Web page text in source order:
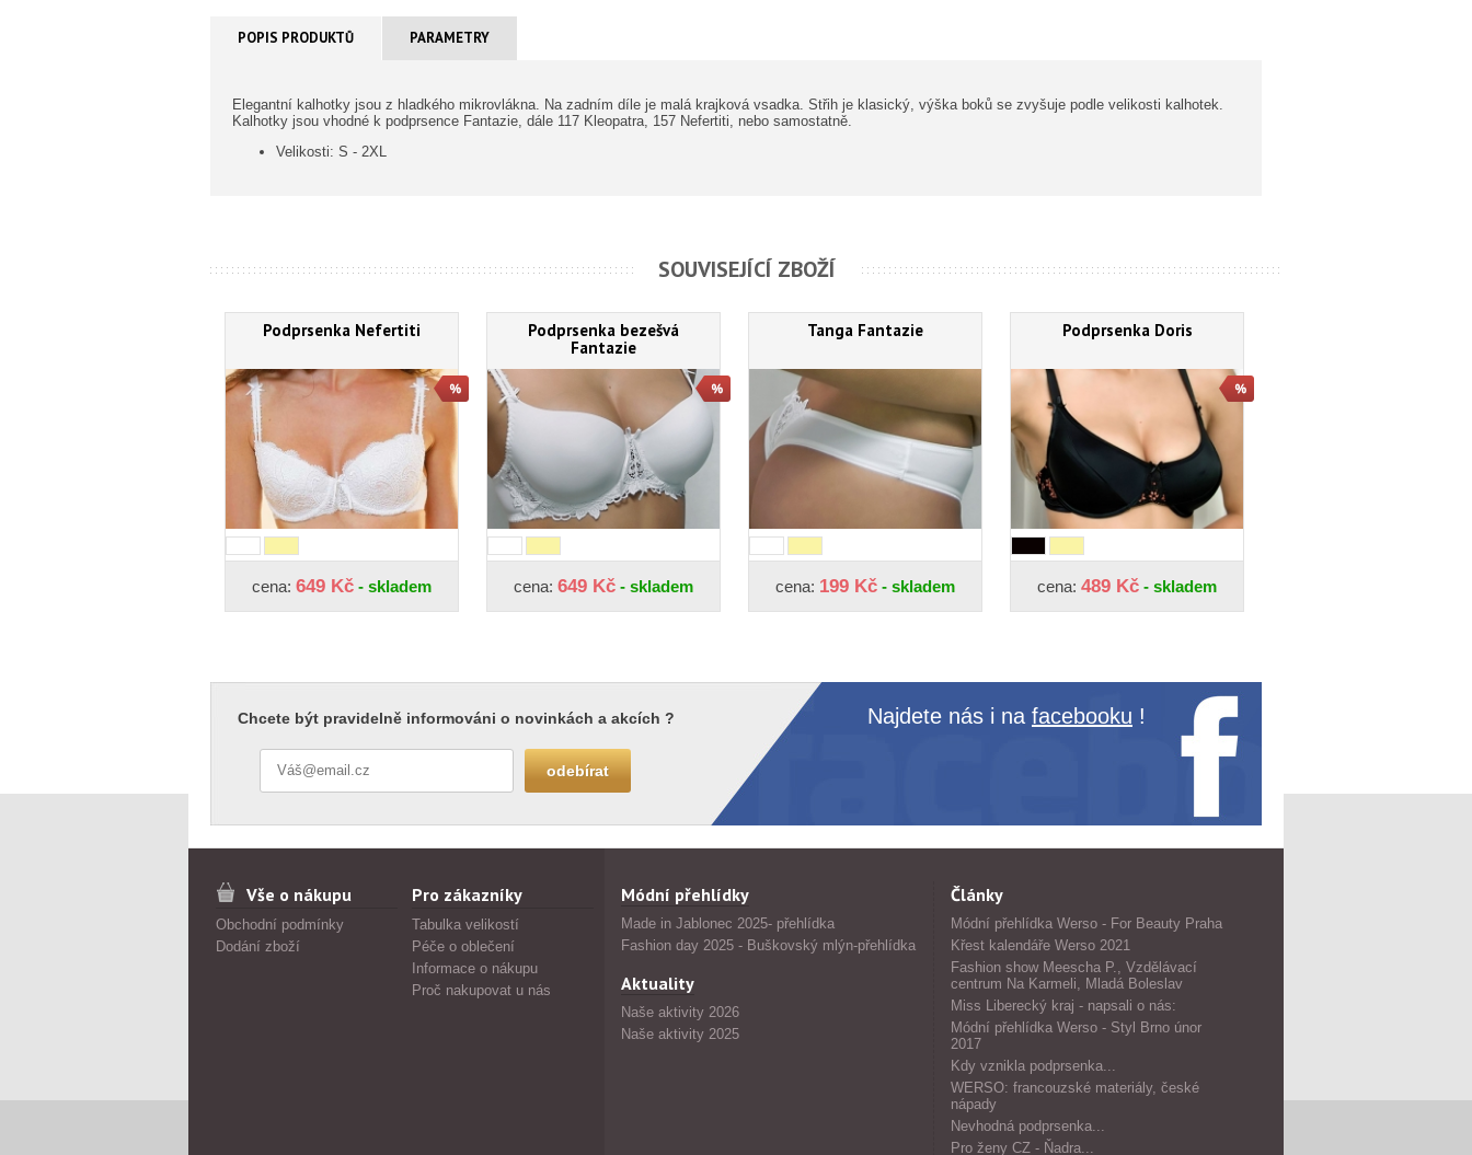
POPIS PRODUKTŮ PARAMETRY
Elegantní kalhotky jsou z hladkého mikrovlákna. Na zadním díle je malá krajková vsadka. Střih je klasický, výška boků se zvyšuje podle velikosti kalhotek.
Kalhotky jsou vhodné k podprsence Fantazie, dále 117 Kleopatra, 157 Nefertiti, nebo samostatně.
Velikosti: S - 2XL
SOUVISEJÍCÍ ZBOŽÍ
Podprsenka Nefertiti
cena: 649 Kč - skladem
Podprsenka bezešvá
Fantazie
cena: 649 Kč - skladem
Tanga Fantazie
cena: 199 Kč - skladem
Podprsenka Doris
cena: 489 Kč - skladem
Chcete být pravidelně informováni o novinkách a akcích ? Najdete nás i na facebooku !
Vše o nákupu
Obchodní podmínky
Dodání zboží
Pro zákazníky
Tabulka velikostí
Péče o oblečení
Informace o nákupu
Proč nakupovat u nás
Módní přehlídky
Made in Jablonec 2025- přehlídka
Fashion day 2025 - Buškovský mlýn-přehlídka
Aktuality
Naše aktivity 2026
Naše aktivity 2025
Články
Módní přehlídka Werso - For Beauty Praha
Křest kalendáře Werso 2021
Fashion show Meescha P., Vzdělávací
centrum Na Karmeli, Mladá Boleslav
Miss Liberecký kraj - napsali o nás:
Módní přehlídka Werso - Styl Brno únor
2017
Kdy vznikla podprsenka...
WERSO: francouzské materiály, české
nápady
Nevhodná podprsenka...
Pro ženy CZ - Ňadra...